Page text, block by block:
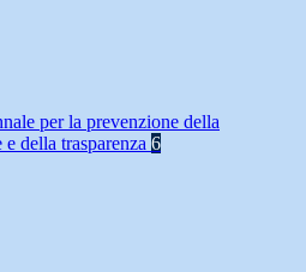
per la prevenzione della
della trasparenza 6